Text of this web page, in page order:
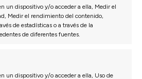
un dispositivo y/o acceder a ella, Medir el
Medir el rendimiento del contenido,
de estadísticas o a través de la
de diferentes fuentes.
un dispositivo y/o acceder a ella, Uso de
día: regula la temperatura
aporta el punto de
que evitan
como el frío en invierno.